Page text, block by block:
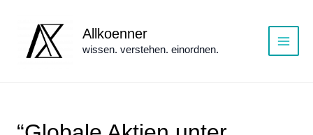
springen
Allkoenner
wissen. verstehen. einordnen.
Main